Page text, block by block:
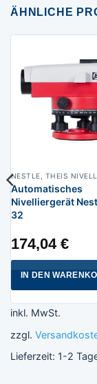
ÄHNLICHE
NESTLE, THEIS
Automatisches
Nivelliergerät
32
174,04 €
IN DEN
inkl. MwSt.
zzgl.
Lieferzeit: 1-2